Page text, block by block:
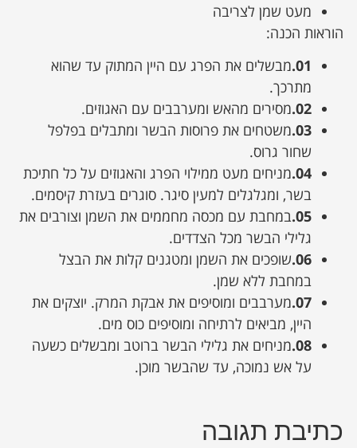
מעט שמן לצריבה
הוראות הכנה:
01. מבשלים את הפרג עם היין המתוק עד שהוא
מתרכך.
02. מסירים מהאש ומערבבים עם האגוזים.
03. משטחים את פרוסות הבשר ומתבלים בפלפל
שחור גרוס.
04. מניחים מעט ממילוי הפרג והאגוזים על כל חתיכת
בשר, ומגלגלים למעין סיגר. סוגרים בעזרת קיסמים.
05. במחבת עם מכסה מחממים את השמן וצורבים את
גלילי הבשר מכל הצדדים.
06. שופכים את השמן ומטגנים קלות את הבצל
במחבת ללא שמן.
07. מערבבים ומוסיפים את אבקת המרק. יוצקים את
היין, מביאים לרתיחה ומוסיפים כוס מים.
08. מניחים את גלילי הבשר ברוטב ומבשלים כשעה
על אש נמוכה, עד שהבשר מוכן.
כתיבת תגובה